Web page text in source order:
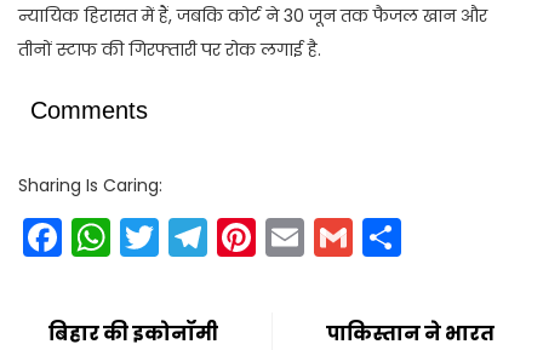
न्यायिक हिरासत में हैं, जबकि कोर्ट ने 30 जून तक फैजल खान और
तीनों स्टाफ की गिरफ्तारी पर रोक लगाई है.
Comments
Sharing Is Caring:
Facebook
WhatsApp
Twitter
Telegram
Pinterest
EmailGmail
बिहार की इकोनॉमी
पाकिस्तान ने भारत